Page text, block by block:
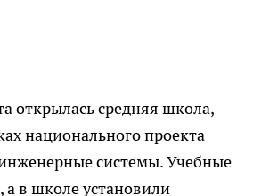
открылась средняя школа,
национального проекта
системы. Учебные
в школе установили